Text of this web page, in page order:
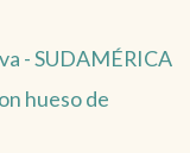
- SUDAMÉRICA
hueso de